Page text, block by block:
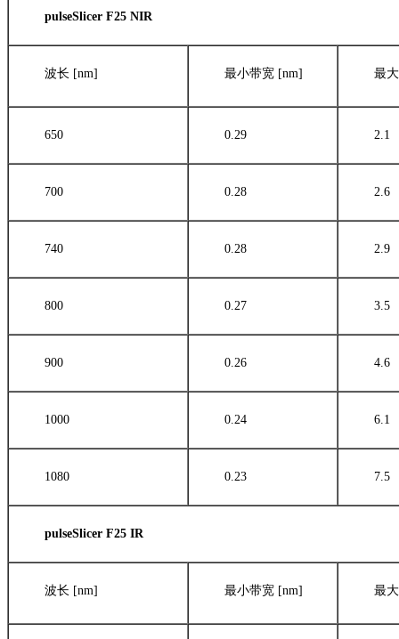
pulseSlicer F25 NIR
波长 [nm] 最小带宽 [nm] 最
650 0.29 2.1
700 0.28 2.6
740 0.28 2.9
800 0.27 3.5
900 0.26 4.6
1000 0.24 6.1
1080 0.23 7.5
pulseSlicer F25 IR
波长 [nm] 最小带宽 [nm] 最